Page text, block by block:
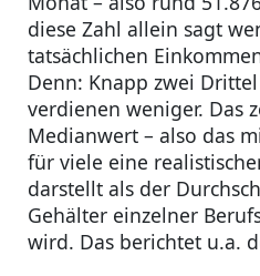
diese Zahl allein sagt
tatsächlichen
Denn: Knapp zwei
verdienen weniger. Das
Medianwert – also das
für viele eine
darstellt als der
Gehälter einzelner
wird. Das berichtet u.a.